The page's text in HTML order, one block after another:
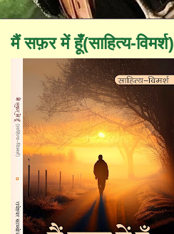
मैं सफ़र में हूँ(साहित्य-विमर्श)